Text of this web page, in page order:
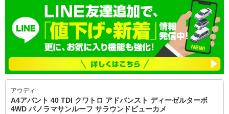
アウディ
A4アバント 40 TDI クワトロ アドバンスト ディーゼルターボ
4WD パノラマサンルーフ サラウンドビューカメ